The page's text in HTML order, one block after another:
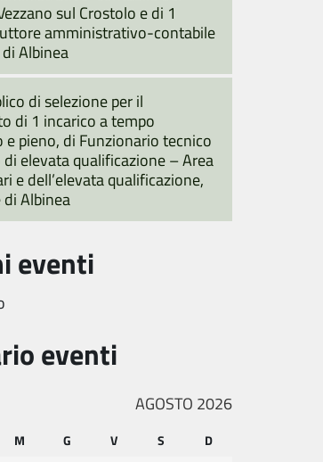
sul Crostolo e di 1
amministrativo-contabile
Albinea
di selezione per il
di 1 incarico a tempo
pieno, di Funzionario tecnico
elevata qualificazione – Area
e dell’elevata qualificazione,
Albinea
eventi
eventi
AGOSTO 2026
M G V S D